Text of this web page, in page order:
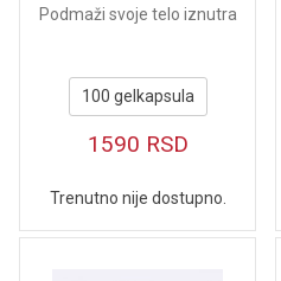
Podmaži svoje telo iznutra
100 gelkapsula
1590 RSD
Trenutno nije dostupno.